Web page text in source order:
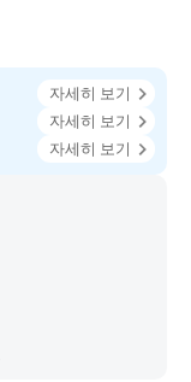
자세히 보기
자세히 보기
자세히 보기